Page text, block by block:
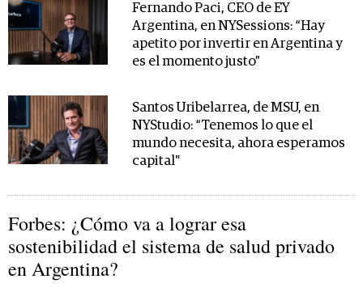
Fernando Paci, CEO de EY
Argentina, en NYSessions: “Hay
apetito por invertir en Argentina y
es el momento justo”
Santos Uribelarrea, de MSU, en
NYStudio: “Tenemos lo que el
mundo necesita, ahora esperamos
capital"
Forbes: ¿Cómo va a lograr esa
sostenibilidad el sistema de salud privado
en Argentina?